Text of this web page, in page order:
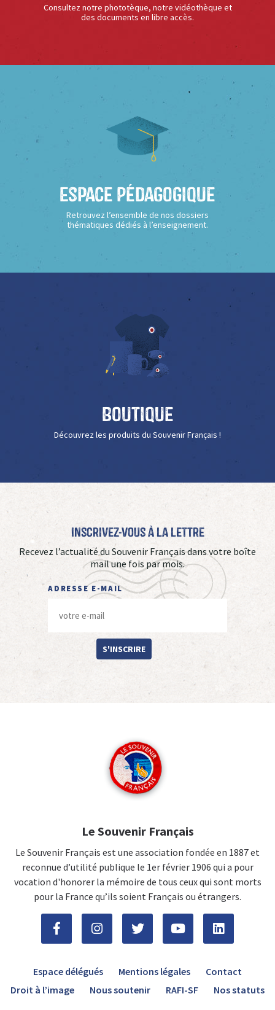
Consultez notre phototèque, notre vidéothèque et
des documents en libre accès.
Espace Pédagogique
Retrouvez l’ensemble de nos dossiers
thématiques dédiés à l’enseignement.
Boutique
Découvrez les produits du Souvenir Français !
Inscrivez-vous à La Lettre
Recevez l’actualité du Souvenir Français dans votre boîte
mail une fois par mois.
ADRESSE E-MAIL
S'INSCRIRE
Le Souvenir Français
Le Souvenir Français est une association fondée en 1887 et
reconnue d’utilité publique le 1er février 1906 qui a pour
vocation d'honorer la mémoire de tous ceux qui sont morts
pour la France qu’ils soient Français ou étrangers.
Espace délégués Mentions légales
Contact
Droit à l’image
Nous soutenir RAFI-SF Nos statuts